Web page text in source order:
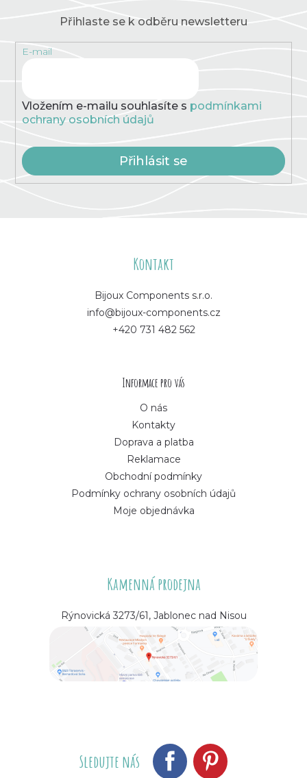
Přihlaste se k odběru newsletteru
E-mail
Vložením e-mailu souhlasíte s podmínkami
ochrany osobních údajů
Přihlásit se
Kontakt
Bijoux Components s.r.o.
info@bijoux-components.cz
+420 731 482 562
Informace pro vás
O nás
Kontakty
Doprava a platba
Reklamace
Obchodní podmínky
Podmínky ochrany osobních údajů
Moje objednávka
Kamenná prodejna
Rýnovická 3273/61, Jablonec nad Nisou
Sledujte nás